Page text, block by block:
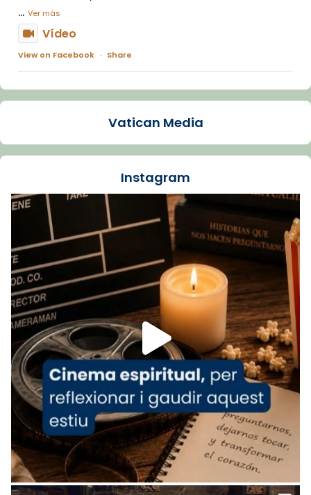
... Ver más
Vídeo
View on Facebook · Share
Arquebisbat de Barcelona
La Carmina va patir depressió. Fa gairebé
dos mesos, a l'Estadi Lluís Companys, la
Recupera l'entrevista comp
Vatican
tican News 👇
www.vaticannews.va/es/iglesia/news/2026-
07/carmina-historia-depresion-papa-viaje-
espana-testimoni...
Foto
View on Facebook · Share
Arquebisbat de Barcelona
2 weeks ago
«Avui les santes Juliana i Semproniana ens
ajuden a alçar la mirada»
Mons. Sergi Gordo, bisbe de Tortosa, ha
presidit aquest 27 de juliol la missa de Les
Santes de Mataró.
Vatican Media
Instagram